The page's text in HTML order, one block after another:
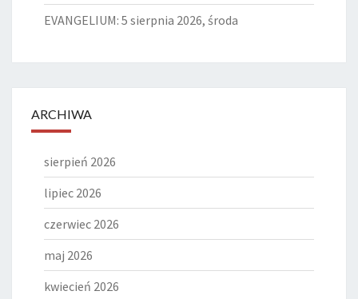
EVANGELIUM: 5 sierpnia 2026, środa
ARCHIWA
sierpień 2026
lipiec 2026
czerwiec 2026
maj 2026
kwiecień 2026